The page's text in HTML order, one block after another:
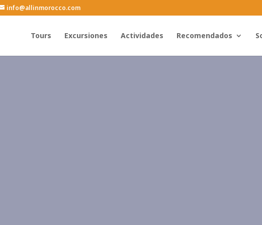
info@allinmorocco.com
Tours Excursiones Actividades Recomendados